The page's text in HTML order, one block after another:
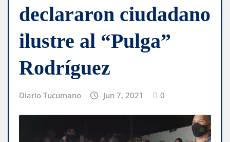
declararon ciudadano
ilustre al “Pulga”
Rodríguez
Diario Tucumano Jun 7, 2021 0